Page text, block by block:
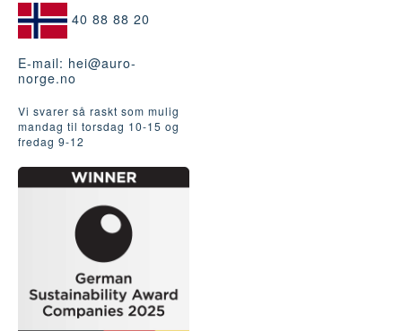
40 88 88 20
E-mail: hei@auro-
norge.no
Vi svarer så raskt som mulig
mandag til torsdag 10-15 og
fredag ​​9-12